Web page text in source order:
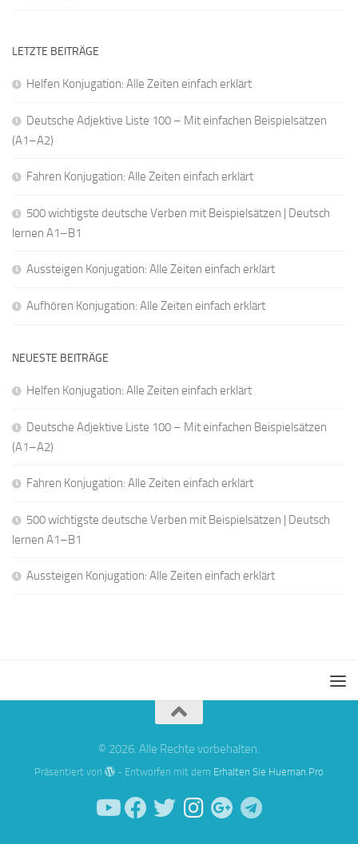
LETZTE BEITRÄGE
Helfen Konjugation: Alle Zeiten einfach erklärt
Deutsche Adjektive Liste 100 – Mit einfachen Beispielsätzen
(A1–A2)
Fahren Konjugation: Alle Zeiten einfach erklärt
500 wichtigste deutsche Verben mit Beispielsätzen | Deutsch
lernen A1–B1
Aussteigen Konjugation: Alle Zeiten einfach erklärt
Aufhören Konjugation: Alle Zeiten einfach erklärt
NEUESTE BEITRÄGE
Helfen Konjugation: Alle Zeiten einfach erklärt
Deutsche Adjektive Liste 100 – Mit einfachen Beispielsätzen
(A1–A2)
Fahren Konjugation: Alle Zeiten einfach erklärt
500 wichtigste deutsche Verben mit Beispielsätzen | Deutsch
lernen A1–B1
Aussteigen Konjugation: Alle Zeiten einfach erklärt
© 2026. Alle Rechte vorbehalten.
Präsentiert von - Entworfen mit dem Erhalten Sie Hueman Pro